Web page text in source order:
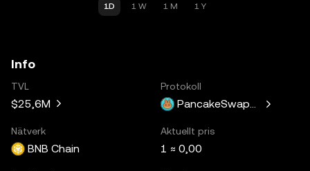
1D 1 W 1 M 1 Y
Info
TVL
$25,6M
Protokoll
PancakeSwapV3
Nätverk
BNB Chain
Aktuellt pris
1 ≈ 0,00